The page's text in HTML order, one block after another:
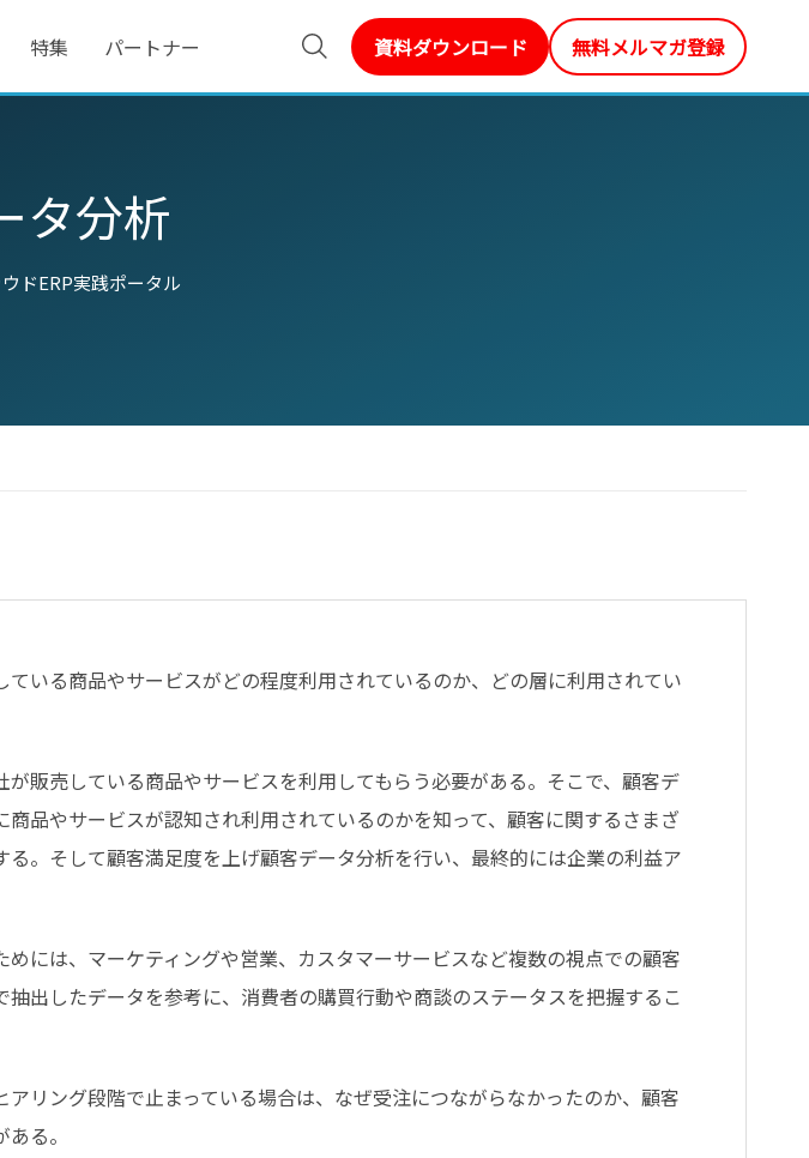
特集 パートナー 資料ダウンロード 無料メルマガ登録
タ分析
ドERP実践ポータル
いる商品やサービスがどの程度利用されているのか、どの層に利用されてい
販売している商品やサービスを利用してもらう必要がある。そこで、顧客デ
品やサービスが認知され利用されているのかを知って、顧客に関するさまざ
る。そして顧客満足度を上げ顧客データ分析を行い、最終的には企業の利益ア
には、マーケティングや営業、カスタマーサービスなど複数の視点での顧客
出したデータを参考に、消費者の購買行動や商談のステータスを把握するこ
リング段階で止まっている場合は、なぜ受注につながらなかったのか、顧客
る。